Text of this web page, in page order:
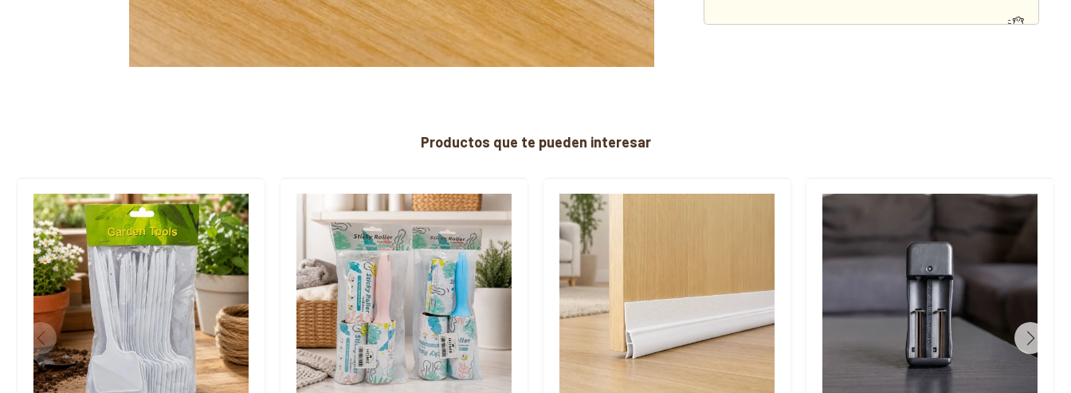
Productos que te pueden interesar